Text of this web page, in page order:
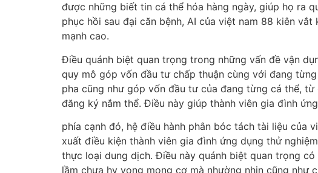
được những biết tin cá thể hóa hàng ngày, giúp họ ra
phục hồi sau đại căn bệnh, AI của việt nam 88 kiên
mạnh cao.
Điều quánh biệt quan trọng trong những vấn đề vận
quy mô góp vốn đầu tư chấp thuận cùng với đang
pha cũng như góp vốn đầu tư của đang từng cá thể,
đăng ký nắm thể. Điều này giúp thành viên gia đình
phía cạnh đó, hệ điều hành phân bóc tách tài liệu của
xuất điều kiện thành viên gia đình ứng dụng thử
thực loại dung dịch. Điều này quánh biệt quan trọng
lầm chưa hy vọng mong cơ mà nhường nhịn cũng như